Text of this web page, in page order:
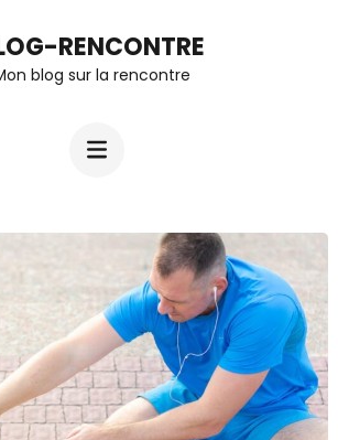
RENCONTRE
blog sur la rencontre